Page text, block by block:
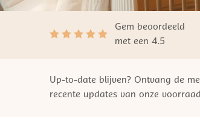
Gem beoordeeld
met een 4.5
Up-to-date blijven? Ontvang de
recente updates van onze